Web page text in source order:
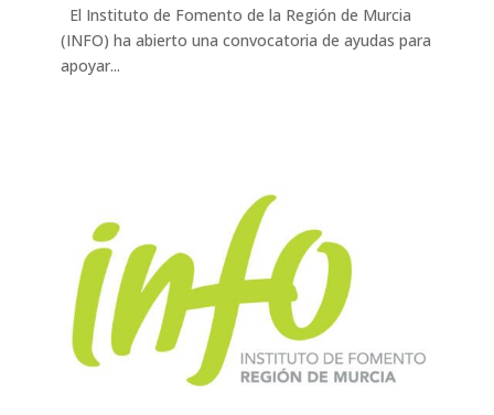
El Instituto de Fomento de la Región de Murcia
(INFO) ha abierto una convocatoria de ayudas para
apoyar...